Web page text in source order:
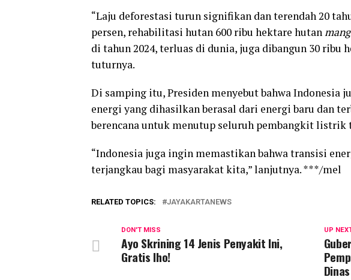
“Laju deforestasi turun signifikan dan terendah 20
persen, rehabilitasi hutan 600 ribu hektare hutan
di tahun 2024, terluas di dunia, juga dibangun 30 ribu
tuturnya.
Di samping itu, Presiden menyebut bahwa Indonesia
energi yang dihasilkan berasal dari energi baru dan
berencana untuk menutup seluruh pembangkit listrik
“Indonesia juga ingin memastikan bahwa transisi
terjangkau bagi masyarakat kita,” lanjutnya. ***/mel
RELATED TOPICS: JAYAKARTANEWS
UP
Dinas
DON'T MISS
Ayo Skrining 14 Jenis Penyakit Ini,
Gratis lho!